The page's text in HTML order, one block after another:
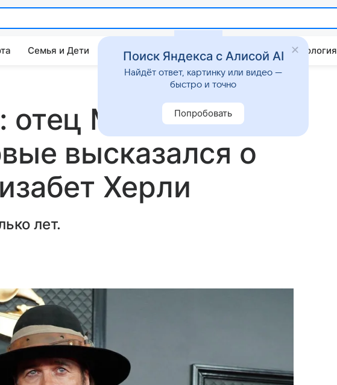
Семья и Дети Дом Гороскопы Стиль жизни Психология
отец Майли
высказался о
Херли
лет.
Поиск Яндекса с Алисой AI
Найдёт ответ, картинку или видео —
быстро и точно
Попробовать